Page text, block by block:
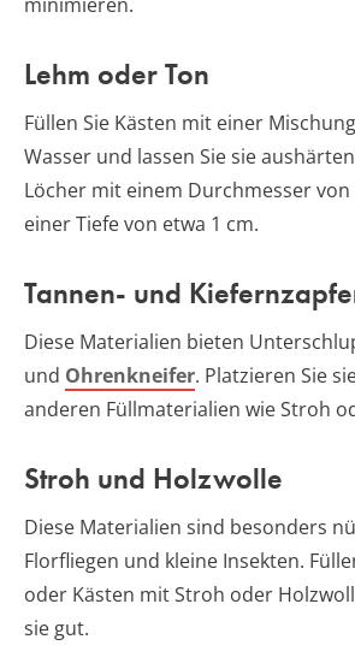
Lehm oder Ton
Füllen Sie Kästen mit einer
Wasser und lassen Sie sie
Löcher mit einem Durchmesser
einer Tiefe von etwa 1 cm.
Tannen- und
Diese Materialien bieten
und Ohrenkneifer. Platzieren Sie
anderen Füllmaterialien wie Stroh
Stroh und Holzwolle
Diese Materialien sind besonders
Florfliegen und kleine Insekten.
oder Kästen mit Stroh oder
sie gut.